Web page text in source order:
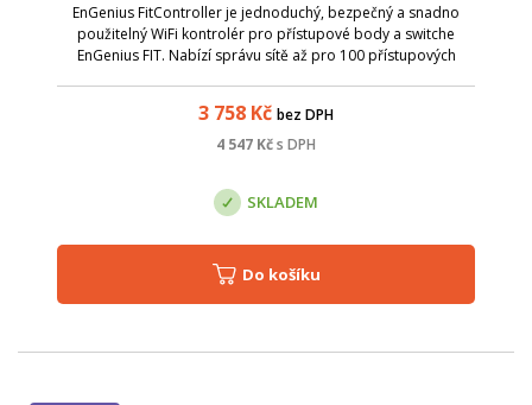
EnGenius FitController je jednoduchý, bezpečný a snadno
použitelný WiFi kontrolér pro přístupové body a switche
EnGenius FIT. Nabízí správu sítě až pro 100 přístupových
3 758 Kč bez DPH
4 547 Kčs DPH
SKLADEM
Do košíku